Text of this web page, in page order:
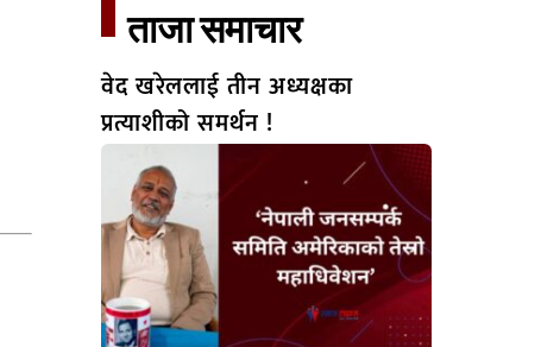
ताजा समाचार​
वेद खरेललाई तीन अध्यक्षका
प्रत्याशीको समर्थन !